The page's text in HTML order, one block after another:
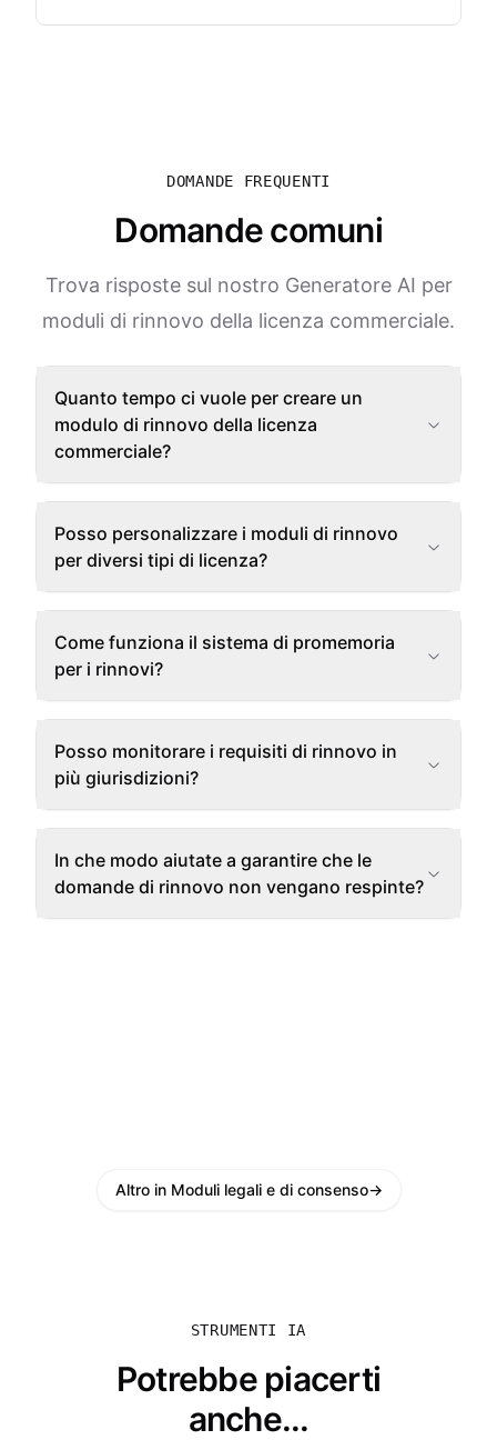
DOMANDE FREQUENTI
Domande comuni
Trova risposte sul nostro Generatore AI per
moduli di rinnovo della licenza commerciale.
Quanto tempo ci vuole per creare un
modulo di rinnovo della licenza
commerciale?
Posso personalizzare i moduli di rinnovo
per diversi tipi di licenza?
Come funziona il sistema di promemoria
per i rinnovi?
Posso monitorare i requisiti di rinnovo in
più giurisdizioni?
In che modo aiutate a garantire che le
domande di rinnovo non vengano respinte?
Altro in Moduli legali e di consenso→
STRUMENTI IA
Potrebbe piacerti
anche...